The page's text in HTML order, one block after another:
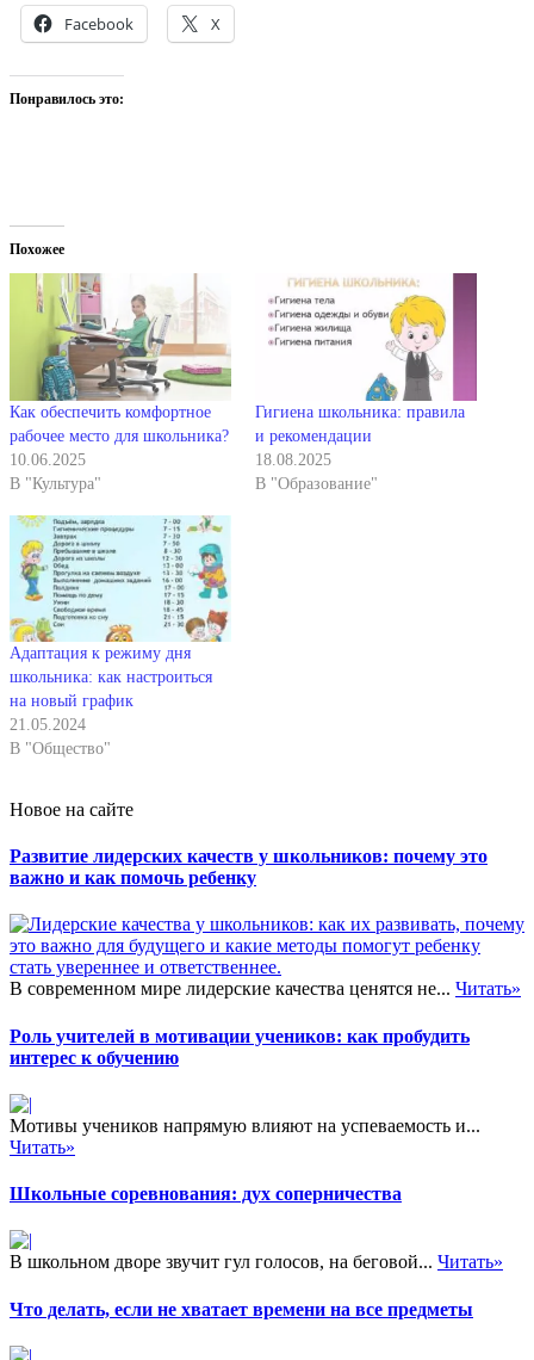
Facebook X
Понравилось это:
Похожее
Как обеспечить комфортное
рабочее место для школьника?
10.06.2025
В "Культура"
Гигиена школьника: правила
и рекомендации
18.08.2025
В "Образование"
Адаптация к режиму дня
школьника: как настроиться
на новый график
21.05.2024
В "Общество"
Новое на сайте
Развитие лидерских качеств у школьников: почему это
важно и как помочь ребенку
В современном мире лидерские качества ценятся не... Читать»
Роль учителей в мотивации учеников: как пробудить
интерес к обучению
Мотивы учеников напрямую влияют на успеваемость и...
Читать»
Школьные соревнования: дух соперничества
В школьном дворе звучит гул голосов, на беговой... Читать»
Что делать, если не хватает времени на все предметы